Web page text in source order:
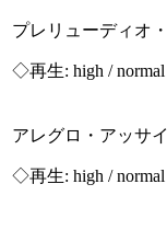
プレリューディ
◇再生: high /
アレグロ・アッ
◇再生: high /